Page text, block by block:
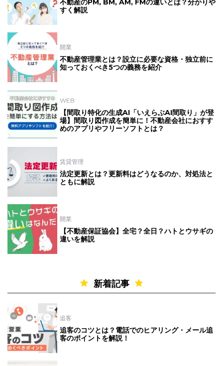
不動産のPM, BM, AM, FMの違いとは？分かりや
すく解説
開業
不動産管理業とは？設立に必要な資格・独立前に
知っておくべき5つの義務を紹介
WEB
【間取り特化の生成AI「いえらぶAI間取り」が登
場】間取り図作成を簡単に！不動産会社におすす
めのアプリやフリーソフトとは？
賃貸管理
法定更新とは？更新料はどうなるのか、対処法と
ともに解説
開業
【不動産保証協会】全宅？全日？ハトとウサギの
違いを解説
新着記事
追客
追客のコツとは？電話でのヒアリング・メール追
客のポイントを解説！